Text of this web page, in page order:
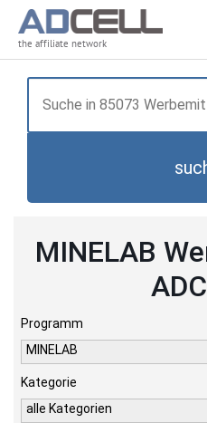
the affiliate network
MINELAB
Programm
MINELAB
Kategorie
alle Kategorien